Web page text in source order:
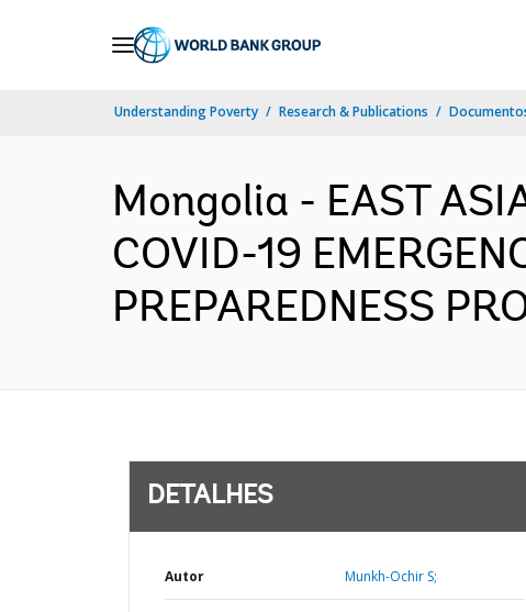
Understanding Poverty Research & Publications
Mongolia - EAST
COVID-19
PREPAREDNESS
DETALHES
Autor Munkh-Ochir S;